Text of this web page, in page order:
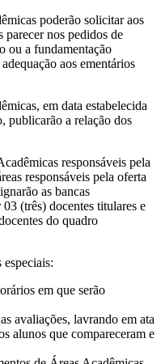
poderão solicitar aos
parecer nos pedidos de
ou a fundamentação
aos ementários
em data estabelecida
publicarão a relação dos
responsáveis pela
responsáveis pela oferta
as bancas
(três) docentes titulares e
do quadro
especiais:
em que serão
avaliações, lavrando em ata
alunos que compareceram e